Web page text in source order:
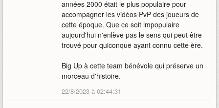
années 2000 était le plus populaire pour
accompagner les vidéos PvP des joueurs de
cette époque. Que ce soit impopulaire
aujourd'hui n'enlève pas le sens qui peut être
trouvé pour quiconque ayant connu cette ère.
Big Up à cette team bénévole qui préserve un
morceau d'histoire.
22/8/2023 à 02:44:31